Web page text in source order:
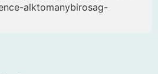
alktomanybirosag-